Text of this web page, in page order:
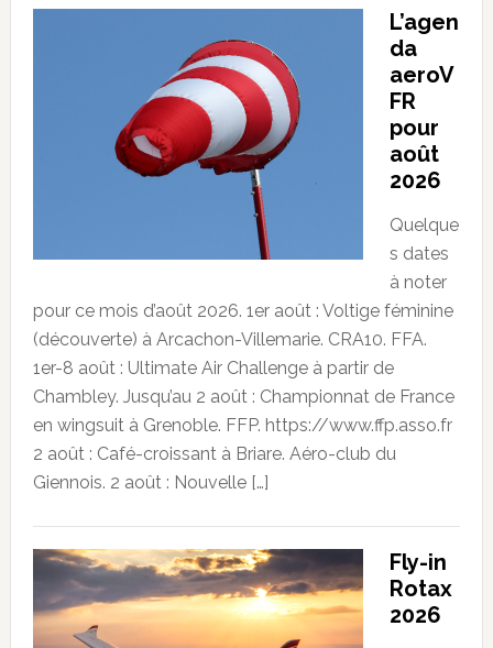
L’agen
da
aeroV
FR
pour
août
2026
Quelque
s dates
à noter
pour ce mois d’août 2026. 1er août : Voltige féminine
(découverte) à Arcachon-Villemarie. CRA10. FFA.
1er-8 août : Ultimate Air Challenge à partir de
Chambley. Jusqu’au 2 août : Championnat de France
en wingsuit à Grenoble. FFP. https://www.ffp.asso.fr
2 août : Café-croissant à Briare. Aéro-club du
Giennois. 2 août : Nouvelle […]
Fly-in
Rotax
2026